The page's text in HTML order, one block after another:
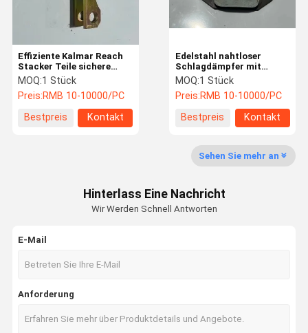
Zu Hause
Werksbesich
Tigung
Qualitätskon
Trolle
Kontakt Mit
Neuigkeiten
Rechtssach
Fordern Sie
Kalmar Reach Stacker Teile
Sany Reach Stacker Teile
Spielzeug-Drohne
Edelstahl nahtloser
Schlagdämpfer mit
reibungslosem Betrieb
MOQ:1 Stück
Preis:RMB 10-10000/PC
Bestpreis
Kontakt
Effiziente Kalmar Reach
Stacker Teile sichere
fortschrittliche
Technologie Integration
MOQ:1 Stück
Preis:RMB 10-10000/PC
Bestpreis
Kontakt
Sehen Sie mehr an
Hinterlass Eine Nachricht
Wir Werden Schnell Antworten
E-Mail
Anforderung